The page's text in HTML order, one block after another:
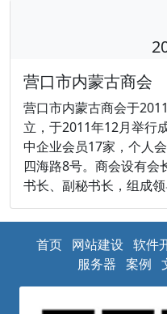
营口市内蒙古商会
营口市内蒙古商会于
立，于2011年12月举行
中企业会员17家，个人
四海路8号。商会设有会
书长、副秘书长，组成
首页 网站建设 软件
服务器 案例